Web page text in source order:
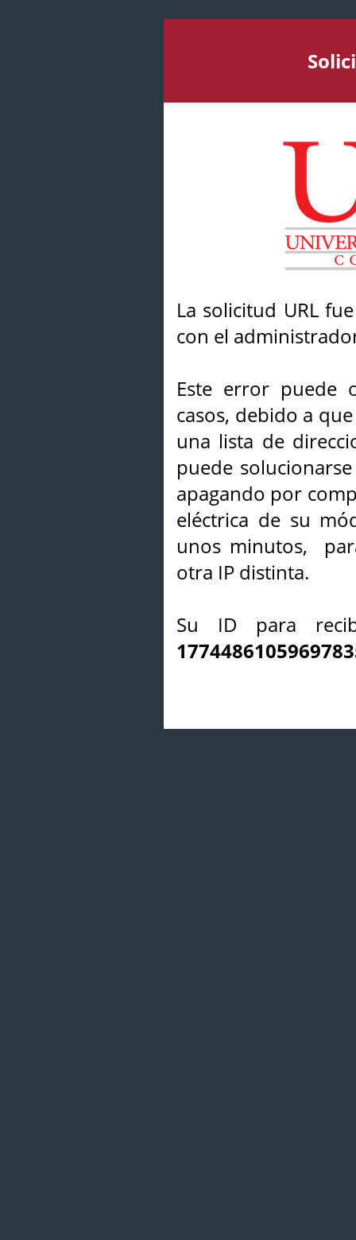
La solicitud URL
con el
Este error puede
casos, debido a
una lista de
puede
apagando por
eléctrica de su
unos minutos,
otra IP distinta.
Su ID para